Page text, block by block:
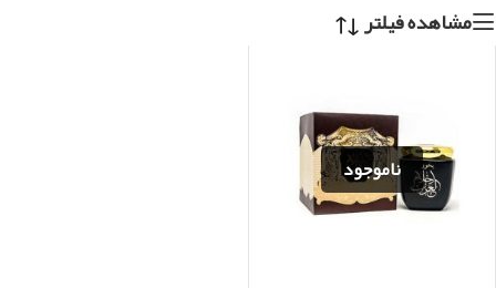
مشاهده فیلتر